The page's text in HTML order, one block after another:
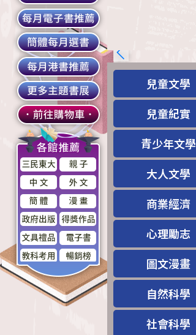
兒童文學
兒童紀實
青少年文學
大人文學
商業經濟
心理勵志
圖文漫畫
自然科學
社會科學